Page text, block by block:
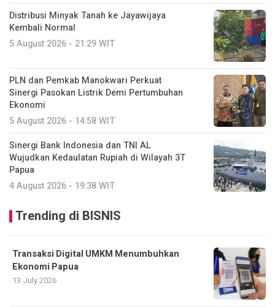
Distribusi Minyak Tanah ke Jayawijaya
Kembali Normal
5 August 2026 - 21:29 WIT
PLN dan Pemkab Manokwari Perkuat
Sinergi Pasokan Listrik Demi Pertumbuhan
Ekonomi
5 August 2026 - 14:58 WIT
Sinergi Bank Indonesia dan TNI AL
Wujudkan Kedaulatan Rupiah di Wilayah 3T
Papua
4 August 2026 - 19:38 WIT
Trending di BISNIS
Transaksi Digital UMKM Menumbuhkan
Ekonomi Papua
13 July 2026